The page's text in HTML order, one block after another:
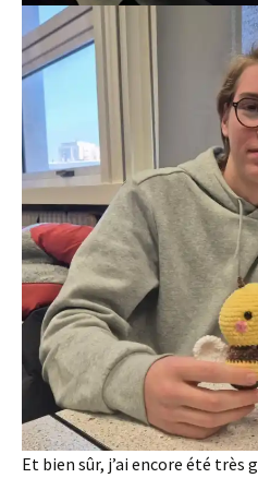
Et bien sûr, j’ai encore été très